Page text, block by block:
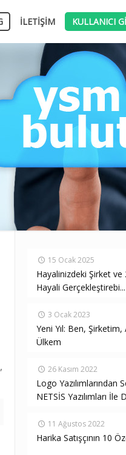
İLETİŞİM KULLANICI
15 Ocak 2025
Hayalinizdeki Şirket ve
Hayali Gerçekleştirebi...
3 Ocak 2023
Yeni Yıl: Ben, Şirketim,
Ülkem
26 Kasım 2022
Logo Yazılımlarından
NETSİS Yazılımları İle
11 Ağustos 2022
Harika Satışçının 10